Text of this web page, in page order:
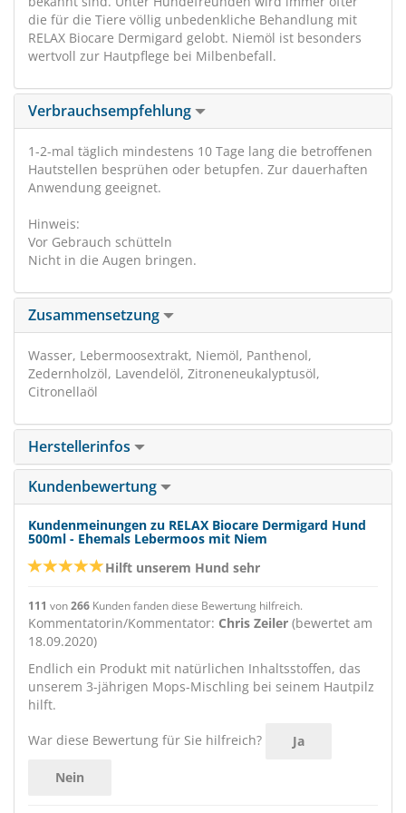
die für die Tiere völlig unbedenkliche Behandlung mit
RELAX Biocare Dermigard gelobt. Niemöl ist besonders
wertvoll zur Hautpflege bei Milbenbefall.
Verbrauchsempfehlung
1-2-mal täglich mindestens 10 Tage lang die betroffenen
Hautstellen besprühen oder betupfen. Zur dauerhaften
Anwendung geeignet.
Hinweis:
Vor Gebrauch schütteln
Nicht in die Augen bringen.
Zusammensetzung
Wasser, Lebermoosextrakt, Niemöl, Panthenol,
Zedernholzöl, Lavendelöl, Zitroneneukalyptusöl,
Citronellaöl
Herstellerinfos
Kundenbewertung
Kundenmeinungen zu RELAX Biocare Dermigard Hund
500ml - Ehemals Lebermoos mit Niem
Hilft unserem Hund sehr
111 von266 Kunden fanden diese Bewertung hilfreich.
Kommentatorin/Kommentator: Chris Zeiler (bewertet am
18.09.2020)
Endlich ein Produkt mit natürlichen Inhaltsstoffen, das
unserem 3-jährigen Mops-Mischling bei seinem Hautpilz
hilft.
War diese Bewertung für Sie hilfreich? Ja
Nein